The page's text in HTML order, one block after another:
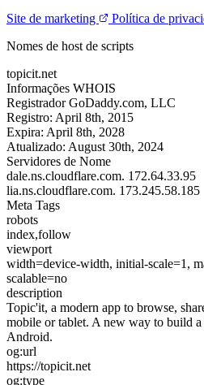
Site de marketing
Política de
Nomes de host de scripts
topicit.net
Informações WHOIS
Registrador GoDaddy.com, LLC
Registro: April 8th, 2015
Expira: April 8th, 2028
Atualizado: August 30th, 2024
Servidores de Nome
dale.ns.cloudflare.com. 172.64.33.95
lia.ns.cloudflare.com. 173.245.58.185
Meta Tags
robots
index,follow
viewport
width=device-width, initial-scale=1,
scalable=no
description
Topic'it, a modern app to browse,
mobile or tablet. A new way to build
Android.
og:url
https://topicit.net
og:type